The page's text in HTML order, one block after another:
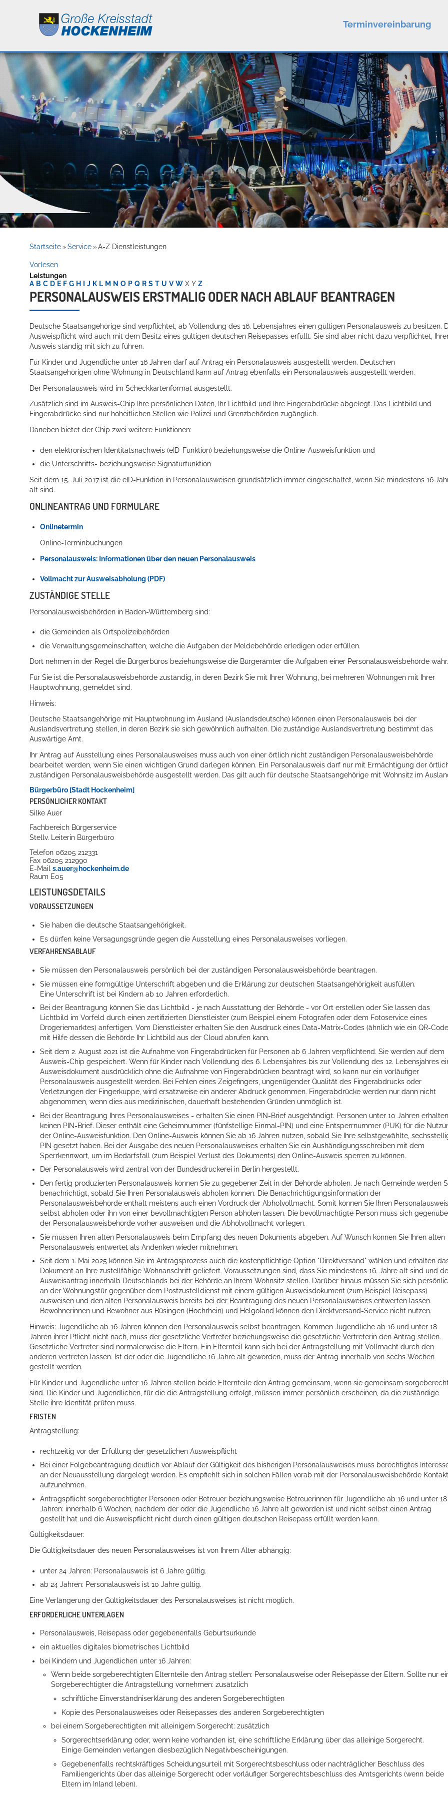
Leben
Kultur
Service
Terminvereinbarung
Willkommen in Hockenheim
Konzerte, Tagungen und vieles mehr
Die Stadthalle Hockenheim bietet den perfekten Standort für Events aller Art!
mehr dazu...
Erleben in Hockenheim
Spaß unter prickelnden Wasserfällen, das rauschende Meer im Wellenbecken oder doch lieber die pure Entspannung auf der
mehr dazu...
Startseite » Service » A-Z Dienstleistungen
Vorlesen
Leistungen
A B C D E F G H J K L M N O P Q R S T U V W X Y Z
PERSONALAUSWEIS ERSTMALIG ODER NACH ABLAUF BEANTRAGEN
Deutsche Staatsangehörige sind verpflichtet, ab Vollendung des 16. Lebensjahres einen gültigen Personalausweis zu besitzen.
Ausweispflicht wird auch mit dem Besitz eines gültigen deutschen Reisepasses erfüllt. Sie sind aber nicht dazu verpflichtet,
Ausweis ständig mit sich zu führen.
Für Kinder und Jugendliche unter 16 Jahren darf auf Antrag ein Personalausweis ausgestellt werden. Deutschen
Staatsangehörigen ohne Wohnung in Deutschland kann auf Antrag ebenfalls ein Personalausweis ausgestellt werden.
Der Personalausweis wird im Scheckkartenformat ausgestellt.
Zusätzlich sind im Ausweis-Chip Ihre persönlichen Daten, Ihr Lichtbild und Ihre Fingerabdrücke abgelegt. Das Lichtbild und
Fingerabdrücke sind nur hoheitlichen Stellen wie Polizei und Grenzbehörden zugänglich.
Daneben bietet der Chip zwei weitere Funktionen:
den elektronischen Identitätsnachweis (eID-Funktion) beziehungsweise die Online-Ausweisfunktion und
die Unterschrifts- beziehungsweise Signaturfunktion
Seit dem 15. Juli 2017 ist die eID-Funktion in Personalausweisen grundsätzlich immer eingeschaltet, wenn Sie mindestens 16
alt sind.
ONLINEANTRAG UND FORMULARE
Onlinetermin
Online-Terminbuchungen
Personalausweis: Informationen über den neuen Personalausweis
Vollmacht zur Ausweisabholung (PDF)
ZUSTÄNDIGE STELLE
Personalausweisbehörden in Baden-Württemberg sind:
die Gemeinden als Ortspolizeibehörden
die Verwaltungsgemeinschaften, welche die Aufgaben der Meldebehörde erledigen oder erfüllen.
Dort nehmen in der Regel die Bürgerbüros beziehungsweise die Bürgerämter die Aufgaben einer Personalausweisbehörde wahr.
Für Sie ist die Personalausweisbehörde zuständig, in deren Bezirk Sie mit Ihrer Wohnung, bei mehreren Wohnungen mit Ihrer
Hauptwohnung, gemeldet sind.
Hinweis:
Deutsche Staatsangehörige mit Hauptwohnung im Ausland (Auslandsdeutsche) können einen Personalausweis bei der
Auslandsvertretung stellen, in deren Bezirk sie sich gewöhnlich aufhalten. Die zuständige Auslandsvertretung bestimmt das
Auswärtige Amt.
Ihr Antrag auf Ausstellung eines Personalausweises muss auch von einer örtlich nicht zuständigen Personalausweisbehörde
bearbeitet werden, wenn Sie einen wichtigen Grund darlegen können. Ein Personalausweis darf nur mit Ermächtigung der
zuständigen Personalausweisbehörde ausgestellt werden. Das gilt auch für deutsche Staatsangehörige mit Wohnsitz im
Bürgerbüro [Stadt Hockenheim]
PERSÖNLICHER KONTAKT
Silke Auer
Fachbereich Bürgerservice
Stellv. Leiterin Bürgerbüro
Telefon 06205 212331
Fax 06205 212990
E-Mail s.auer@hockenheim.de
Raum E05
LEISTUNGSDETAILS
VORAUSSETZUNGEN
Sie haben die deutsche Staatsangehörigkeit.
Es dürfen keine Versagungsgründe gegen die Ausstellung eines Personalausweises vorliegen.
VERFAHRENSABLAUF
Sie müssen den Personalausweis persönlich bei der zuständigen Personalausweisbehörde beantragen.
Sie müssen eine formgültige Unterschrift abgeben und die Erklärung zur deutschen Staatsangehörigkeit ausfüllen.
Eine Unterschrift ist bei Kindern ab 10 Jahren erforderlich.
Bei der Beantragung können Siedas Lichtbild - je nach Ausstattung der Behörde - vor Ort erstellen oder Sie lassen das
Lichtbild im Vorfeld durch einen zertifizierten Dienstleister (zum Beispiel einem Fotografen oder dem Fotoservice eines
Drogeriemarktes) anfertigen. Vom Dienstleister erhalten Sie den Ausdruck eines Data-Matrix-Codes (ähnlich wie ein QR-
mit Hilfe dessen die Behörde Ihr Lichtbild aus der Cloud abrufen kann.
Seit dem 2. August 2021 ist die Aufnahme von Fingerabdrücken für Personen ab 6 Jahren verpflichtend. Sie werden auf dem
Ausweis-Chip gespeichert.Wenn für Kinder nach Vollendung des 6. Lebensjahres bis zur Vollendung des 12. Lebensjahres
Ausweisdokument ausdrücklich ohne die Aufnahme von Fingerabdrücken beantragt wird, so kann nur ein vorläufiger
Personalausweis ausgestellt werden. Bei Fehlen eines Zeigefingers, ungenügender Qualität des Fingerabdrucks oder
Verletzungen der Fingerkuppe, wird ersatzweise ein anderer Abdruck genommen. Fingerabdrücke werden nur dann nicht
abgenommen, wenn dies aus medizinischen, dauerhaft bestehenden Gründen unmöglich ist.
Bei der Beantragung
Ihres Personalausweises - erhalten Sieeinen PIN-Briefausgehändigt. Personen unter 10 Jahren
keinen PIN-Brief. Dieser enthält eine Geheimnummer (fünfstellige Einmal -PIN) und eine Entsperrnummer (PUK) für die
der Online-Ausweisfunktion. Den Online-Ausweis können Sie ab 16 Jahren nutzen, sobald Sie Ihre selbstgewählte,
PIN gesetzt haben. Bei der Ausgabe des neuen Personalausweises erhalten Sie ein Aushändigungsschreiben mit dem
Sperrkennwort, um im Bedarfsfall (zum Beispiel Verlust des Dokuments) den Online-Ausweis sperren zu können.
Der Personalausweis wird zentral von der Bundesdruckerei in Berlin hergestellt.
Den fertig produzierten Personalausweis können Sie zu gegebener Zeit in der Behörde abholen.Je nach Gemeinde werden
benachrichtigt, sobald Sie Ihren Personalausweis abholen können. Die Benachrichtigungsinformation der
Personalausweisbehörde enthält meistens auch einen Vordruck der Abholvollmacht. Somit können Sie Ihren
selbst abholen oder ihn von einer bevollmächtigten Person abholen lassen. Die bevollmächtigte Person muss sich
der Personalausweisbehörde vorher ausweisen und die Abholvollmacht vorlegen.
Sie müssen Ihren alten Personalausweis beim Empfang des neuen Dokuments abgeben. Auf Wunsch können Sie Ihren alten
Personalausweis entwertet als Andenken wieder mitnehmen.
Seit dem 1. Mai 2025 können Sie im Antragsprozess auch die kostenpflichtige Option "Direktversand" wählen und erhalten
Dokument an Ihre zustellfähige Wohnanschrift geliefert. Voraussetzungen sind, dass Sie mindestens 16. Jahre alt sind und
Ausweisantrag innerhalb Deutschlands bei der Behörde an Ihrem Wohnsitz stellen. Darüber hinaus müssen Sie sich
an der Wohnungstür gegenüber dem Postzustelldienst mit einem gültigen Ausweisdokument (zum Beispiel Reisepass)
ausweisen und den alten Personalausweis bereits bei der Beantragung des neuen Personalausweises entwerten lassen.
Bewohnerinnen und Bewohner aus Büsingen (Hochrhein) und Helgoland können den Direktversand-Service nicht nutzen.
Hinweis: Jugendliche ab 16 Jahren können den Personalausweis selbst beantragen. Kommen Jugendliche ab 16 und unter 18
Jahren ihrer Pflicht nicht nach, muss der gesetzliche Vertreter beziehungsweise die gesetzliche Vertreterin den Antrag stellen.
Gesetzliche Vertreter sind normalerweise die Eltern. Ein Elternteil kann sich bei der Antragstellung mit Vollmacht durch den
anderen vertreten lassen. Ist der oder die Jugendliche 16 Jahre alt geworden, muss der Antrag innerhalb von sechs Wochen
gestellt werden.
Für Kinder und Jugendliche unter 16 Jahren stellen beide Elternteile den Antrag gemeinsam, wenn sie gemeinsam
sind. Die Kinder und Jugendlichen, für die die Antragstellung erfolgt, müssen immer persönlich erscheinen, da die zuständige
Stelle ihre Identität prüfen muss.
FRISTEN
Antragstellung:
rechtzeitig vor der Erfüllung der gesetzlichen Ausweispflicht
Bei einer Folgebeantragung deutlich vor Ablauf der Gültigkeit des bisherigen Personalausweises muss berechtigtes
an der Neuausstellung dargelegt werden. Es empfiehlt sich in solchen Fällen vorab mit der Personalausweisbehörde
aufzunehmen.
Antragspflicht sorgeberechtigter Personen oder Betreuer beziehungsweise Betreuerinnen für Jugendliche ab 16 und unter 18
Jahren: innerhalb 6 Wochen, nachdem der oder die Jugendliche 16 Jahre alt geworden ist und nicht selbst einen Antrag
gestellt hat und die Ausweispflicht nicht durch einen gültigen deutschen Reisepass erfüllt werden kann.
Gültigkeitsdauer:
Die Gültigkeitsdauer des neuen Personalausweises ist von Ihrem Alter abhängig:
unter 24 Jahren: Personalausweis ist 6 Jahre gültig.
ab 24 Jahren: Personalausweis ist 10 Jahre gültig.
Eine Verlängerung der Gültigkeitsdauer des Personalausweises ist nicht möglich.
ERFORDERLICHE UNTERLAGEN
Personalausweis, Reisepass odergegebenenfalls Geburtsurkunde
ein aktuelles digitales biometrisches Lichtbild
bei Kindern und Jugendlichen unter 16 Jahren:
Wenn beide sorgeberechtigten Elternteile den Antrag stellen: Personalausweise oder Reisepässe der Eltern. Sollte nur
Sorgeberechtigter die Antragstellung vornehmen: zusätzlich
schriftliche Einverständniserklärung des anderen Sorgeberechtigten
Kopie des Personalausweises oder Reisepasses des anderen Sorgeberechtigten
bei einem Sorgeberechtigten mit alleinigem Sorgerecht: zusätzlich
Sorgerechtserklärung oder, wenn keine vorhanden ist, eine schriftliche Erklärung über das alleinige Sorgerecht.
Einige Gemeinden verlangen diesbezüglich Negativbescheinigungen.
Gegebenenfalls rechtskräftiges Scheidungsurteil mit Sorgerechtsbeschluss oder nachträglicher Beschluss des
Familiengerichts über das alleinige Sorgerecht oder vorläufiger Sorgerechtsbeschluss des Amtsgerichts (wenn beide
Eltern im Inland leben).